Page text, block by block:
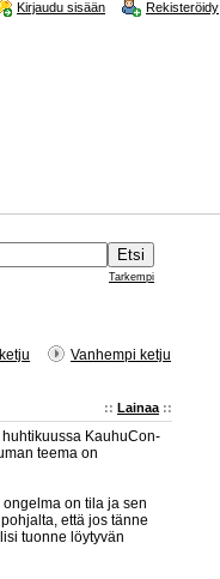
Kirjaudu sisään Rekisteröidy
Tarkempi
Vanhempi ketju
:: Lainaa ::
KauhuCon-
teema on
on tila ja sen
että jos tänne
tuonne löytyvän